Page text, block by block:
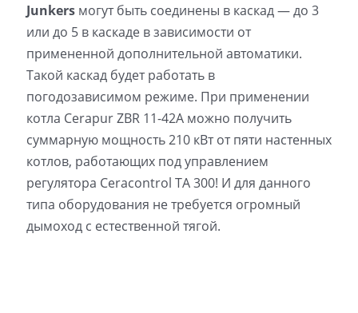
Junkersмогут быть соединены в каскад — до 3
или до 5 в каскаде в зависимости от
примененной дополнительной автоматики.
Такой каскад будет работать в
погодозависимом режиме. При применении
котла Cerapur ZBR 11-42A можно получить
суммарную мощность 210 кВт от пяти настенных
котлов, работающих под управлением
регулятора Ceracontrol TA 300! И для данного
типа оборудования не требуется огромный
дымоход с естественной тягой.